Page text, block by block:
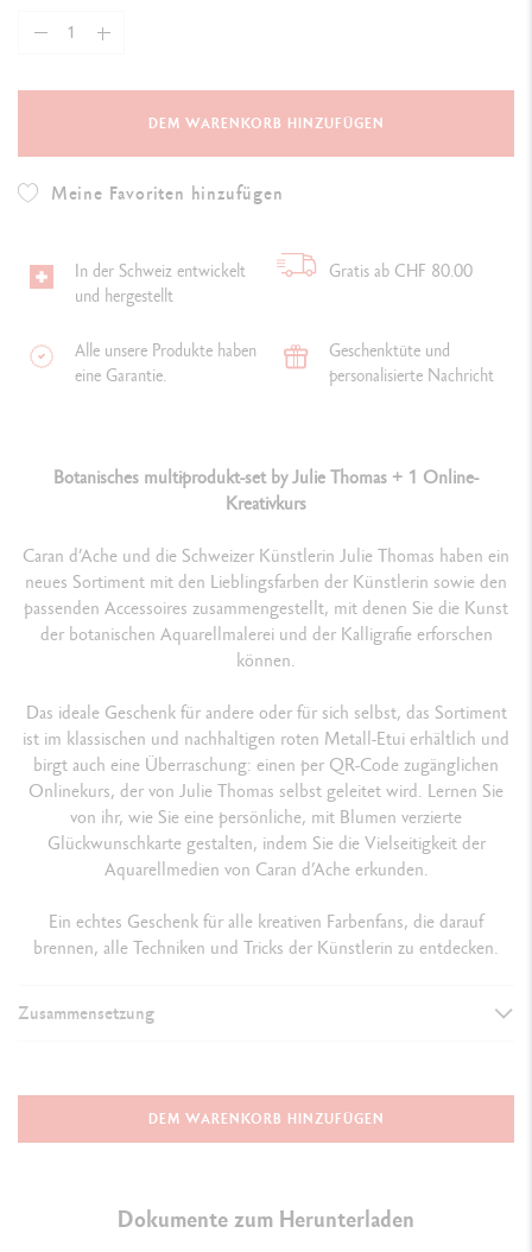
DEM WARENKORB HINZUFÜGEN
Meine Favoriten hinzufügen
In der Schweiz entwickelt
und hergestellt
Gratis ab CHF 80.00
Alle unsere Produkte haben
eine Garantie.
Geschenktüte und
personalisierte Nachricht
Botanisches multiprodukt-set by Julie Thomas + 1 Online-
Kreativkurs
Caran d’Ache und die Schweizer Künstlerin Julie Thomas haben ein
neues Sortiment mit den Lieblingsfarben der Künstlerin sowie den
passenden Accessoires zusammengestellt, mit denen Sie die Kunst
der botanischen Aquarellmalerei und der Kalligrafie erforschen
können.
Das ideale Geschenk für andere oder für sich selbst, das Sortiment
ist im klassischen und nachhaltigen roten Metall-Etui erhältlich und
birgt auch eine Überraschung: einen per QR-Code zugänglichen
Onlinekurs, der von Julie Thomas selbst geleitet wird. Lernen Sie
von ihr, wie Sie eine persönliche, mit Blumen verzierte
Glückwunschkarte gestalten, indem Sie die Vielseitigkeit der
Aquarellmedien von Caran d’Ache erkunden.
Ein echtes Geschenk für alle kreativen Farbenfans, die darauf
brennen, alle Techniken und Tricks der Künstlerin zu entdecken.
Zusammensetzung
Das rote Metall-Etui enthält ein gebrauchsfertiges Sortiment aus
Produkten zum Aquarellieren und Colorieren: Ein Satz von 12
DEM WARENKORB HINZUFÜGEN
Dokumente zum Herunterladen